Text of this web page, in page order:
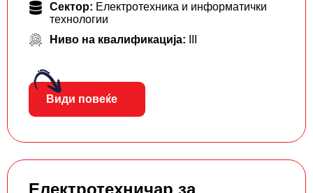
Сектор: Електротехника и информатички
технологии
Ниво на квалификација:
Види повеќе